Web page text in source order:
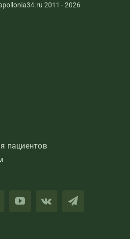
2011 - 2026
пациентов